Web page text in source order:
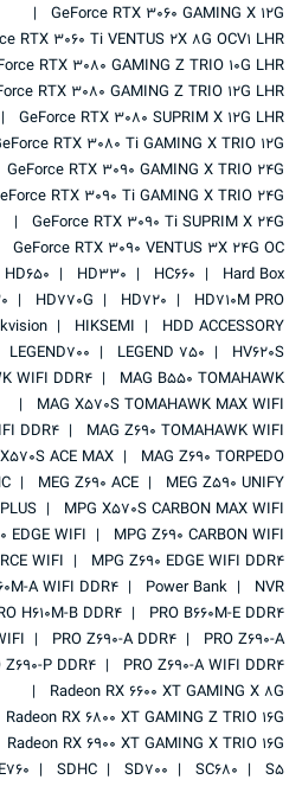
GeForce RTX 3060 GAMING X 12G
RTX 3060 Ti VENTUS 2X 8G OCV1 LHR
RTX 3080 GAMING Z TRIO 10G LHR
RTX 3080 GAMING Z TRIO 12G LHR
GeForce RTX 3080 SUPRIM X 12G LHR
RTX 3080 Ti GAMING X TRIO 12G
GeForce RTX 3090 GAMING X TRIO 24G
RTX 3090 Ti GAMING X TRIO 24G
GeForce RTX 3090 Ti SUPRIM X 24G
GeForce RTX 3090 VENTUS 3X 24G OC
Hard Box
HC660
HD330
HD650
HD710M PRO
HD720
HD770G
HDD ACCESSORY
HIKSEMI
HV620S
LEGEND 750
LEGEND700
MAG B550 TOMAHAWK
WIFI DDR4
MAG X570S TOMAHAWK MAX WIFI
MAG Z690 TOMAHAWK WIFI
DDR4
MAG Z690 TORPEDO
ACE MAX
MEG Z590 UNIFY
MEG Z690 ACE
MPG X570S CARBON MAX WIFI
MPG Z690 CARBON WIFI
EDGE WIFI
MPG Z690 EDGE WIFI DDR4
WIFI
NVR
Power Bank
A WIFI DDR4
PRO B660M-E DDR4
H610M-B DDR4
PRO Z690-A
PRO Z690-A DDR4
PRO Z690-A WIFI DDR4
Z690-P DDR4
Radeon RX 6600 XT GAMING X 8G
Radeon RX 6800 XT GAMING Z TRIO 16G
Radeon RX 6900 XT GAMING X TRIO 16G
S5
SC680
SD700
SDHC